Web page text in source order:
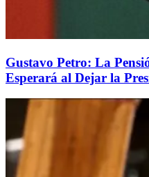
Gustavo Petro: La
Esperará al Dejar la